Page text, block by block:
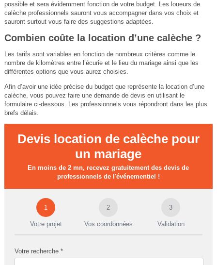
possible et sera évidemment fonction de votre budget. Les loueurs de
calèche professionnels sauront vous accompagner dans vos choix et
sauront surtout vous faire des suggestions adaptées.
Combien coûte la location d’une calèche ?
Les tarifs sont variables en fonction de nombreux critères comme le
nombre de kilomètres entre l’écurie et le lieu du mariage ainsi que les
différentes options que vous aurez choisies.
Afin d’avoir une idée précise du budget que représente la location d’une
calèche, vous pouvez faire une demande de devis en utilisant le
formulaire ci-dessous. Les professionnels vous répondront dans les plus
brefs délais.
Devis location de calèche pour
un mariage
En moins de 2 mn, recevez gratuitement des devis de
professionnels de l'événementiel !
1
Votre projet
2
Vos coordonnées
3
Validation
Votre recherche *